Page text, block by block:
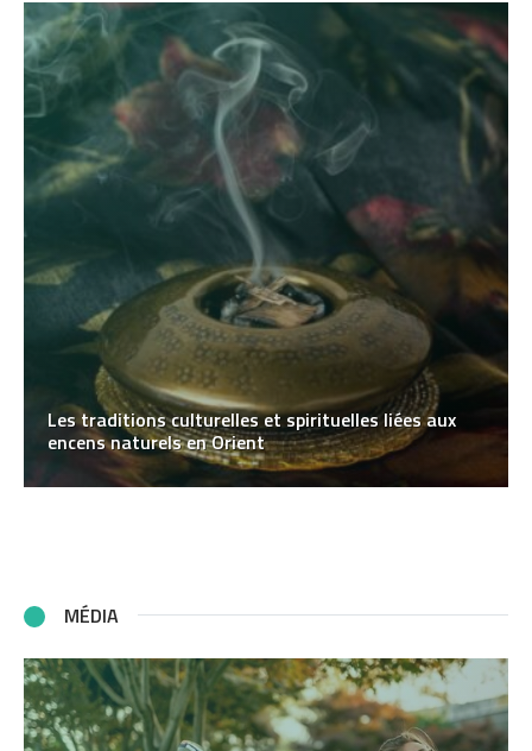
Les traditions culturelles et spirituelles liées aux
encens naturels en Orient
MÉDIA